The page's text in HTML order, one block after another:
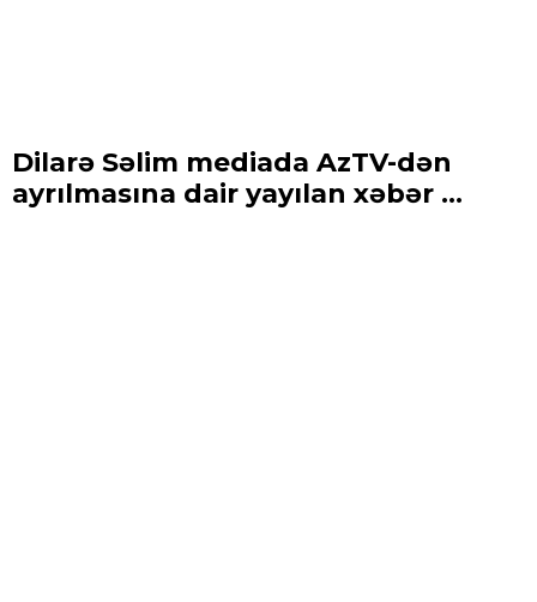
Dilarə Səlim mediada AzTV-dən
ayrılmasına dair yayılan xəbər ...